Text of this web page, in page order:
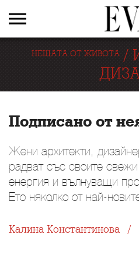
НЕЩАТА ОТ ЖИВОТА /
Подписано от
Жени архитекти,
радват със своите
енергия и вълнуващи
Ето няколко от най-
Калина Константинова